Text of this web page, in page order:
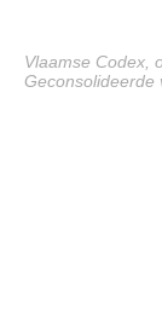
Vlaamse Codex,
Geconsolideerde